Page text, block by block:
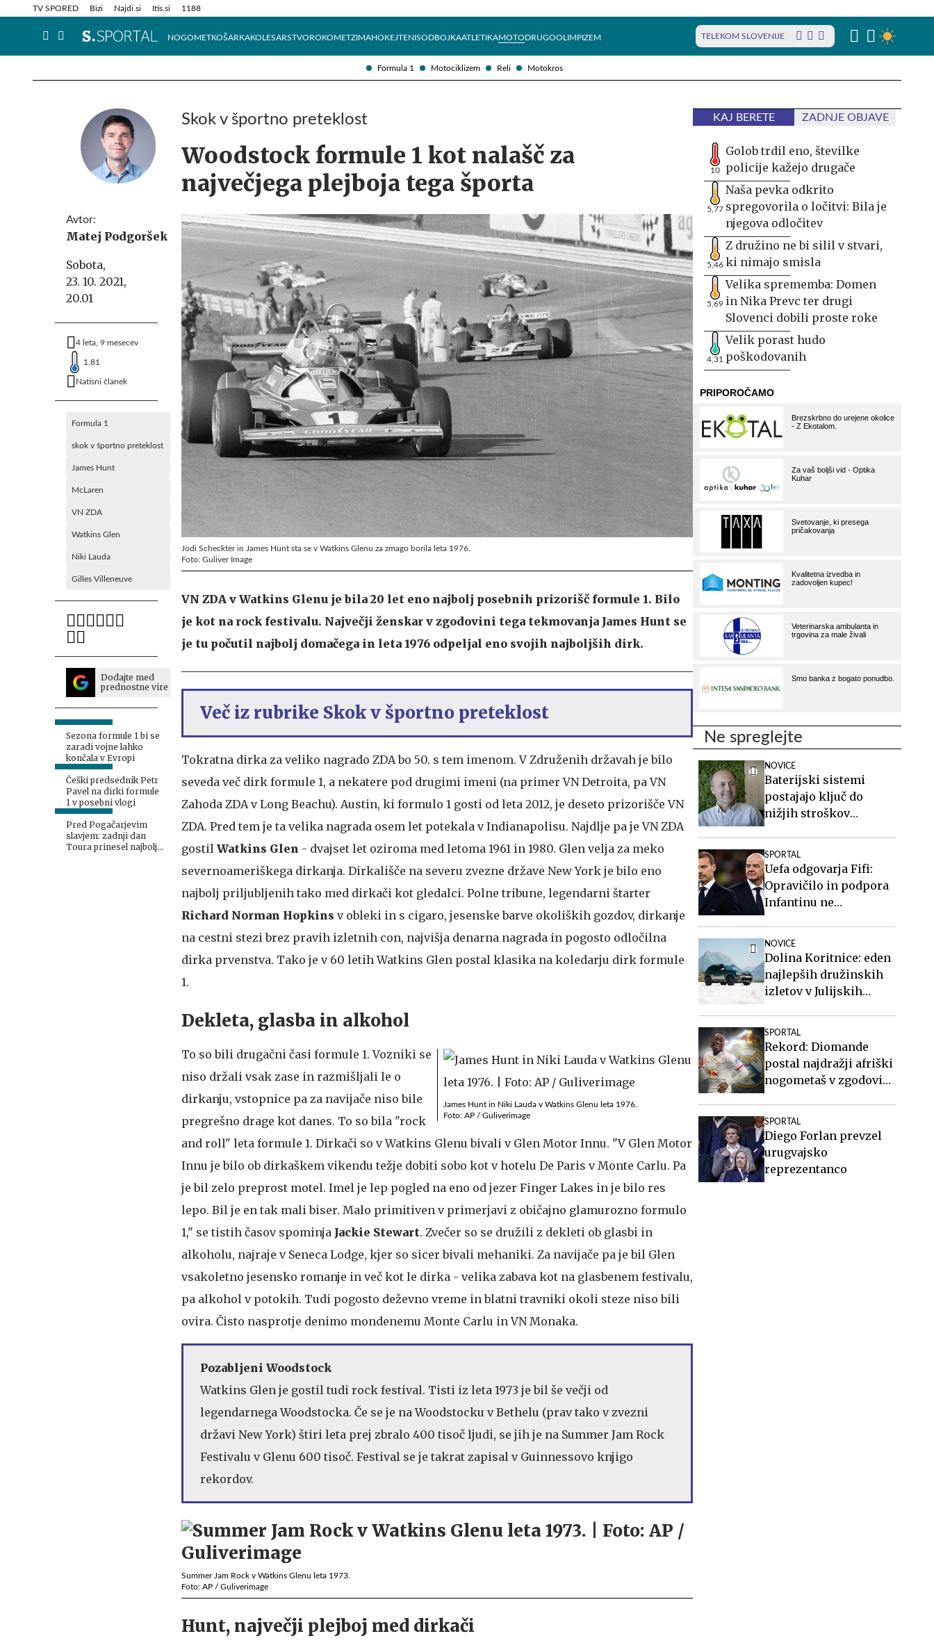
Formula 1 Motociklizem Reli Motokros
TV SPORED Bizi Najdi.si Itis.si 1188
NOGOMETKOŠARKAKOLESARSTVOROKOMETZIMAHOKEJTENISODBOJKAATLETIKAMOTODRUGOOLIMPIZEM TELEKOM SLOVENIJE
Info in obvestila Tehnik
Avtor:
Matej Podgoršek
Sobota,
23. 10. 2021,
20.01
4 leta, 9 mesecev
1,81
Natisni članek
Formula 1
skok v športno preteklost
James Hunt
McLaren
VN ZDA
Watkins Glen
Niki Lauda
Gilles Villeneuve
Dodajte med
prednostne vire
Sezona formule 1 bi se
zaradi vojne lahko
končala v Evropi
Češki predsednik Petr
Pavel na dirki formule
1 v posebni vlogi
Pred Pogačarjevim
slavjem: zadnji dan
Toura prinesel najbolj
Skok v športno preteklost
Woodstock formule 1 kot nalašč za
največjega plejboja tega športa
Jodi Scheckter in James Hunt sta se v Watkins Glenu za zmago borila leta 1976.
Foto: Guliver Image
VN ZDA v Watkins Glenu je bila 20 let eno najbolj posebnih prizorišč formule 1. Bilo
je kot na rock festivalu. Največji ženskar v zgodovini tega tekmovanja James Hunt se
je tu počutil najbolj domačega in leta 1976 odpeljal eno svojih najboljših dirk.
Več iz rubrike Skok v športno preteklost
Tokratna dirka za veliko nagrado ZDA bo 50. s tem imenom. V Združenih državah je bilo
seveda več dirk formule 1, a nekatere pod drugimi imeni (na primer VN Detroita, pa VN
Zahoda ZDA v Long Beachu). Austin, ki formulo 1 gosti od leta 2012, je deseto prizorišče VN
ZDA. Pred tem je ta velika nagrada osem let potekala v Indianapolisu. Najdlje pa je VN ZDA
gostil Watkins Glen - dvajset let oziroma med letoma 1961 in 1980. Glen velja za meko
severnoameriškega dirkanja. Dirkališče na severu zvezne države New York je bilo eno
najbolj priljubljenih tako med dirkači kot gledalci. Polne tribune, legendarni štarter
Richard Norman Hopkins v obleki in s cigaro, jesenske barve okoliških gozdov, dirkanje
na cestni stezi brez pravih izletnih con, najvišja denarna nagrada in pogosto odločilna
dirka prvenstva. Tako je v 60 letih Watkins Glen postal klasika na koledarju dirk formule
1.
Dekleta, glasba in alkohol
James Hunt in Niki Lauda v Watkins Glenu leta 1976.
Foto: AP / Guliverimage
To so bili drugačni časi formule 1. Vozniki se
niso držali vsak zase in razmišljali le o
dirkanju, vstopnice pa za navijače niso bile
pregrešno drage kot danes. To so bila "rock
and roll" leta formule 1. Dirkači so v Watkins Glenu bivali v Glen Motor Innu. "V Glen Motor
Innu je bilo ob dirkaškem vikendu težje dobiti sobo kot v hotelu De Paris v Monte Carlu. Pa
je bil zelo preprost motel. Imel je lep pogled na eno od jezer Finger Lakes in je bilo res
lepo. Bil je en tak mali biser. Malo primitiven v primerjavi z običajno glamurozno formulo
1," se tistih časov spominja Jackie Stewart. Zvečer so se družili z dekleti ob glasbi in
alkoholu, najraje v Seneca Lodge, kjer so sicer bivali mehaniki. Za navijače pa je bil Glen
vsakoletno jesensko romanje in več kot le dirka - velika zabava kot na glasbenem festivalu,
pa alkohol v potokih. Tudi pogosto deževno vreme in blatni travniki okoli steze niso bili
ovira. Čisto nasprotje denimo mondenemu Monte Carlu in VN Monaka.
Pozabljeni Woodstock
Watkins Glen je gostil tudi rock festival. Tisti iz leta 1973 je bil še večji od
legendarnega Woodstocka. Če se je na Woodstocku v Bethelu (prav tako v zvezni
državi New York) štiri leta prej zbralo 400 tisoč ljudi, se jih je na Summer Jam Rock
Festivalu v Glenu 600 tisoč. Festival se je takrat zapisal v Guinnessovo knjigo
rekordov.
Summer Jam Rock v Watkins Glenu leta 1973.
Foto: AP / Guliverimage
Hunt, največji plejboj med dirkači
KAJ BERETE ZADNJE OBJAVE
10
Golob trdil eno, številke
policije kažejo drugače
5,77
Naša pevka odkrito
spregovorila o ločitvi: Bila je
njegova odločitev
5,46
Z družino ne bi silil v stvari,
ki nimajo smisla
5,69
Velika sprememba: Domen
in Nika Prevc ter drugi
Slovenci dobili proste roke
4,31
Velik porast hudo
poškodovanih
Ne spreglejte
NOVICE
Baterijski sistemi
postajajo ključ do
nižjih stroškov
SPORTAL
Uefa odgovarja Fifi:
Opravičilo in podpora
Infantinu ne
NOVICE
Dolina Koritnice: eden
najlepših družinskih
izletov v Julijskih
SPORTAL
Rekord: Diomande
postal najdražji afriški
nogometaš v zgodovini
SPORTAL
Diego Forlan prevzel
urugvajsko
reprezentanco